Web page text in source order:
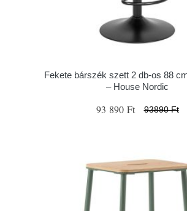
Fekete bárszék szett 2 db-os 88
– House Nordic
93 890 Ft 93890 Ft